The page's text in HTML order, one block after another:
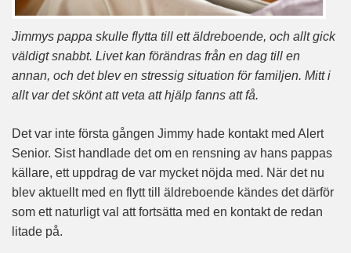
Jimmys pappa skulle flytta till ett äldreboende, och allt gick
väldigt snabbt. Livet kan förändras från en dag till en
annan, och det blev en stressig situation för familjen. Mitt i
allt var det skönt att veta att hjälp fanns att få.
Det var inte första gången Jimmy hade kontakt med Alert
Senior. Sist handlade det om en rensning av hans pappas
källare, ett uppdrag de var mycket nöjda med. När det nu
blev aktuellt med en flytt till äldreboende kändes det därför
som ett naturligt val att fortsätta med en kontakt de redan
litade på.